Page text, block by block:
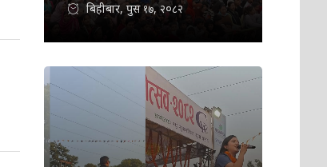
बिहीबार, पुस १७, २०८२